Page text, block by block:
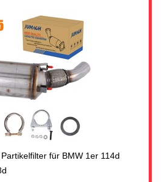
für BMW 1er 114d